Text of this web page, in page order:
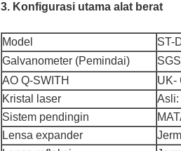
3. Konfigurasi utama alat berat
Model
ST-
Galvanometer (Pemindai)
SGS
AO Q-SWITH
UK-
Kristal laser
Asli:
Sistem pendingin
Lensa expander